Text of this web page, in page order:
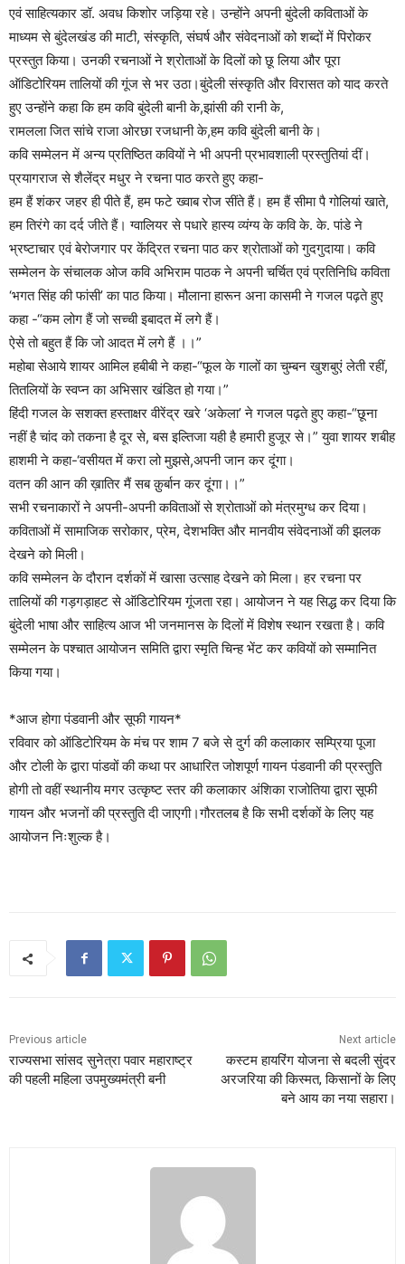
एवं साहित्यकार डॉ. अवध किशोर जड़िया रहे। उन्होंने अपनी बुंदेली कविताओं के
माध्यम से बुंदेलखंड की माटी, संस्कृति, संघर्ष और संवेदनाओं को शब्दों में पिरोकर
प्रस्तुत किया। उनकी रचनाओं ने श्रोताओं के दिलों को छू लिया और पूरा
ऑडिटोरियम तालियों की गूंज से भर उठा।बुंदेली संस्कृति और विरासत को याद करते
हुए उन्होंने कहा कि हम कवि बुंदेली बानी के,झांसी की रानी के,
रामलला जित सांचे राजा ओरछा रजधानी के,हम कवि बुंदेली बानी के।
कवि सम्मेलन में अन्य प्रतिष्ठित कवियों ने भी अपनी प्रभावशाली प्रस्तुतियां दीं।
प्रयागराज से शैलेंद्र मधुर ने रचना पाठ करते हुए कहा-
हम हैं शंकर जहर ही पीते हैं, हम फटे ख्वाब रोज सींते हैं। हम हैं सीमा पै गोलियां खाते,
हम तिरंगे का दर्द जीते हैं। ग्वालियर से पधारे हास्य व्यंग्य के कवि के. के. पांडे ने
भ्रष्टाचार एवं बेरोजगार पर केंद्रित रचना पाठ कर श्रोताओं को गुदगुदाया। कवि
सम्मेलन के संचालक ओज कवि अभिराम पाठक ने अपनी चर्चित एवं प्रतिनिधि कविता
‘भगत सिंह की फांसी’ का पाठ किया। मौलाना हारून अना कासमी ने गजल पढ़ते हुए
कहा -“कम लोग हैं जो सच्ची इबादत में लगे हैं।
ऐसे तो बहुत हैं कि जो आदत में लगे हैं ।।”
महोबा सेआये शायर आमिल हबीबी ने कहा-“फूल के गालों का चुम्बन खुशबुएं लेती रहीं,
तितलियों के स्वप्न का अभिसार खंडित हो गया।”
हिंदी गजल के सशक्त हस्ताक्षर वीरेंद्र खरे ‘अकेला’ ने गजल पढ़ते हुए कहा-“छूना
नहीं है चांद को तकना है दूर से, बस इल्तिजा यही है हमारी हुजूर से।” युवा शायर शबीह
हाशमी ने कहा-‘वसीयत में करा लो मुझसे,अपनी जान कर दूंगा।
वतन की आन की ख़ातिर मैं सब क़ुर्बान कर दूंगा।।”
सभी रचनाकारों ने अपनी-अपनी कविताओं से श्रोताओं को मंत्रमुग्ध कर दिया।
कविताओं में सामाजिक सरोकार, प्रेम, देशभक्ति और मानवीय संवेदनाओं की झलक
देखने को मिली।
कवि सम्मेलन के दौरान दर्शकों में खासा उत्साह देखने को मिला। हर रचना पर
तालियों की गड़गड़ाहट से ऑडिटोरियम गूंजता रहा। आयोजन ने यह सिद्ध कर दिया कि
बुंदेली भाषा और साहित्य आज भी जनमानस के दिलों में विशेष स्थान रखता है। कवि
सम्मेलन के पश्चात आयोजन समिति द्वारा स्मृति चिन्ह भेंट कर कवियों को सम्मानित
किया गया।
*आज होगा पंडवानी और सूफी गायन*
रविवार को ऑडिटोरियम के मंच पर शाम 7 बजे से दुर्ग की कलाकार सम्प्रिया पूजा
और टोली के द्वारा पांडवों की कथा पर आधारित जोशपूर्ण गायन पंडवानी की प्रस्तुति
होगी तो वहीं स्थानीय मगर उत्कृष्ट स्तर की कलाकार अंशिका राजोतिया द्वारा सूफी
गायन और भजनों की प्रस्तुति दी जाएगी।गौरतलब है कि सभी दर्शकों के लिए यह
आयोजन निःशुल्क है।
Previous article
राज्यसभा सांसद सुनेत्रा पवार महाराष्ट्र
की पहली महिला उपमुख्यमंत्री बनी
Next article
कस्टम हायरिंग योजना से बदली सुंदर
अरजरिया की किस्मत, किसानों के लिए
बने आय का नया सहारा।